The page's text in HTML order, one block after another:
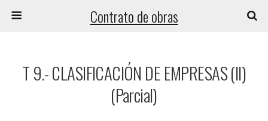
Contrato de obras
T 9.- CLASIFICACIÓN DE EMPRESAS (II)
(Parcial)